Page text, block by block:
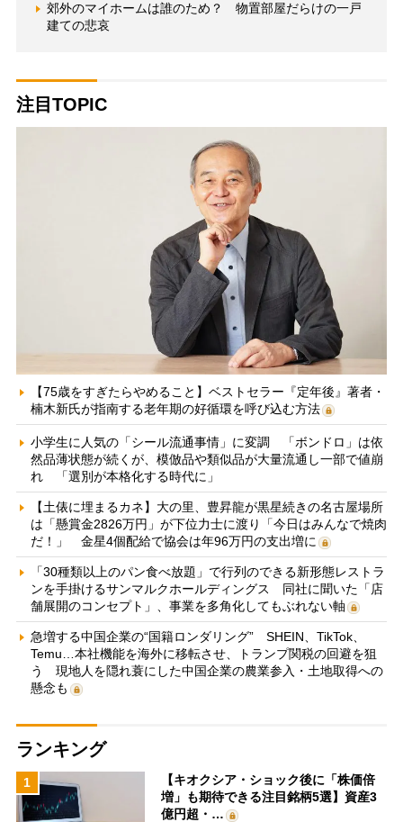
郊外のマイホームは誰のため？ 物置部屋だらけの一戸
建ての悲哀
注目TOPIC
【75歳をすぎたらやめること】ベストセラー『定年後』著者・
楠木新氏が指南する老年期の好循環を呼び込む方法
小学生に人気の「シール流通事情」に変調 「ボンドロ」は依
然品薄状態が続くが、模倣品や類似品が大量流通し一部で値崩
れ 「選別が本格化する時代に」
【土俵に埋まるカネ】大の里、豊昇龍が黒星続きの名古屋場所
は「懸賞金2826万円」が下位力士に渡り「今日はみんなで焼肉
だ！」 金星4個配給で協会は年96万円の支出増に
「30種類以上のパン食べ放題」で行列のできる新形態レストラ
ンを手掛けるサンマルクホールディングス 同社に聞いた「店
舗展開のコンセプト」、事業を多角化してもぶれない軸
急増する中国企業の“国籍ロンダリング” SHEIN、TikTok、
Temu…本社機能を海外に移転させ、トランプ関税の回避を狙
う 現地人を隠れ蓑にした中国企業の農業参入・土地取得への
懸念も
ランキング
1
【キオクシア・ショック後に「株価倍
増」も期待できる注目銘柄5選】資産3
億円超・…